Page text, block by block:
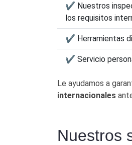
✔ Nuestros
los requisitos
✔ Herramientas
✔ Servicio
Le ayudamos a
internacionales
Nuestros